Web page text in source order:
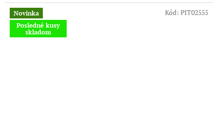
Novinka
Posledné kusy
skladom
Kód: PIT02555